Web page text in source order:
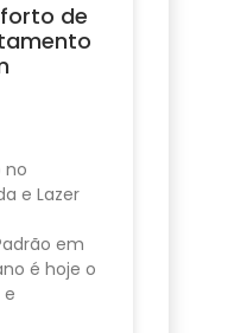
de
no
e Lazer
em
é hoje o
e